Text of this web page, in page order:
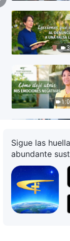
Sigue las
abundante